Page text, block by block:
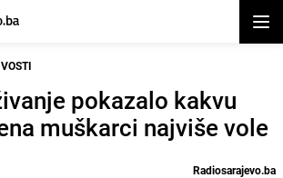
pokazalo kakvu
muškarci najviše vole
Radiosarajevo.ba